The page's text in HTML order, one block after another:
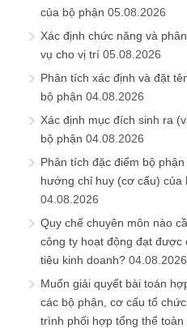
của bộ phận 05.08.2026
Xác định chức năng và
vụ cho vị trí 05.08.2026
Phân tích xác định và đặt
bộ phận 04.08.2026
Xác định mục đích sinh ra
bộ phận 04.08.2026
Phân tích đặc điểm bộ phận
hướng chỉ huy (cơ cấu) của
04.08.2026
Quy chế chuyên môn nào
công ty hoạt động đạt được
tiêu kinh doanh? 04.08.2026
Muốn giải quyết bài toán
các bộ phận, cơ cấu tổ
trình phối hợp tổng thể toàn